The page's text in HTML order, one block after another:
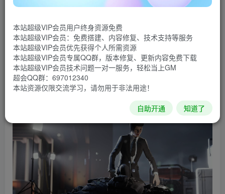
演3位吸血鬼，通过不同角色的视角，调查凶杀、谋反和其他
吸血鬼阴谋的真相。每名角色也都有着专属能力，运用这些
能力，揭开谜团。他们相互交织的故事将塑造波士顿的未
来。
游戏截图
本站超级VIP会员用户终身资源免费
本站超级VIP会员：免费搭建、内容修复、技术支持等服务
本站超级VIP会员优先获得个人所需资源
本站超级VIP会员专属QQ群，版本修复、更新内容免费下载
本站超级VIP会员技术问题一对一服务，轻松当上GM
超会QQ群：697012340
本站资源仅限交流学习，请勿用于非法用途！
自助开通 知道了